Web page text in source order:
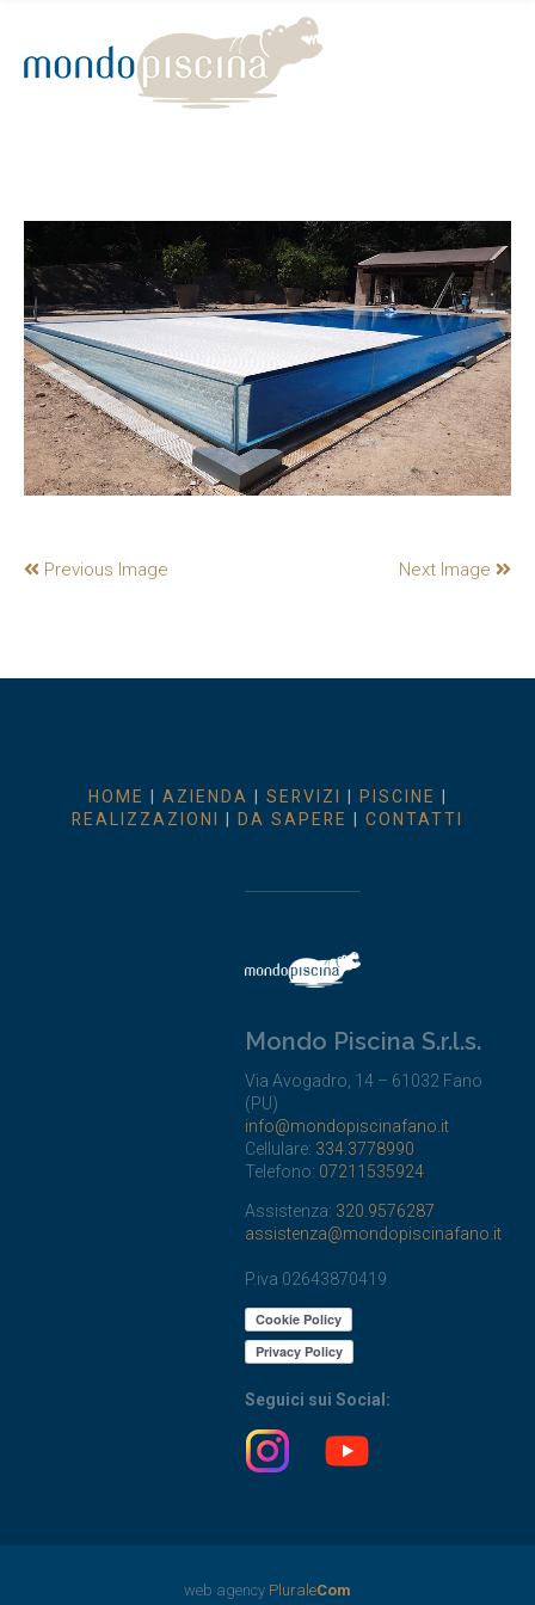
Previous Image Next Image
HOME AZIENDA SERVIZI PISCINE
REALIZZAZIONI
DA SAPERE CONTATTI
Mondo Piscina S.r.l.s.
Via Avogadro, 14 – 61032 Fano
(PU)
info@mondopiscinafano.it
Cellulare: 334.3778990
Telefono: 07211535924
Assistenza: 320.9576287
assistenza@mondopiscinafano.it
P.iva 02643870419
Seguici sui Social:
web agency PluraleCom